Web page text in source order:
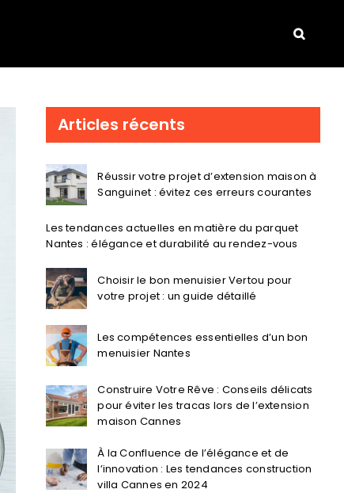
Articles récents
Réussir votre projet d’extension maison à
Sanguinet : évitez ces erreurs courantes
Les tendances actuelles en matière du parquet
Nantes : élégance et durabilité au rendez-vous
Choisir le bon menuisier Vertou pour
votre projet : un guide détaillé
Les compétences essentielles d’un bon
menuisier Nantes
Construire Votre Rêve : Conseils délicats
pour éviter les tracas lors de l’extension
maison Cannes
À la Confluence de l’élégance et de
l’innovation : Les tendances construction
villa Cannes en 2024